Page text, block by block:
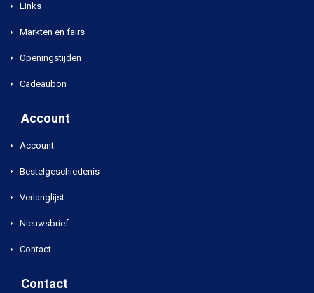
Links
Markten en fairs
Openingstijden
Cadeaubon
Account
Account
Bestelgeschiedenis
Verlanglijst
Nieuwsbrief
Contact
Contact